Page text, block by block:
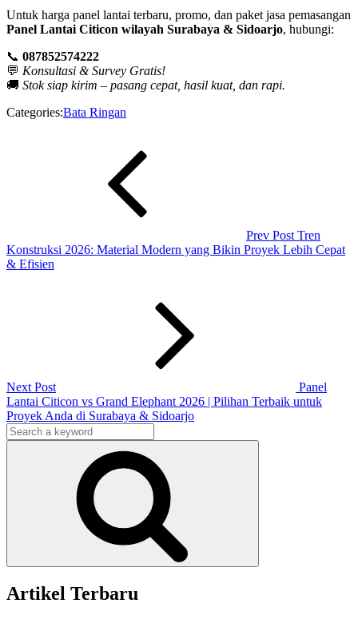
Untuk harga panel lantai terbaru, promo, dan paket jasa pemasangan
Panel Lantai Citicon wilayah Surabaya & Sidoarjo, hubungi:
📞 087852574222
💬 Konsultasi & Survey Gratis!
🚚 Stok siap kirim – pasang cepat, hasil kuat, dan rapi.
Categories:Bata Ringan
Prev Post Tren
Konstruksi 2026: Material Modern yang Bikin Proyek Lebih Cepat
& Efisien
Next Post
Panel
Lantai Citicon vs Grand Elephant 2026 | Pilihan Terbaik untuk
Proyek Anda di Surabaya & Sidoarjo
Search
for:
Search
Artikel Terbaru